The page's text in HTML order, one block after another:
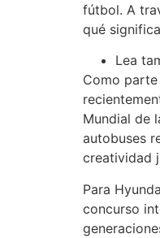
fútbol. A
qué
Lea
Como
Mundial de
autobuses
creatividad
Para
concurso